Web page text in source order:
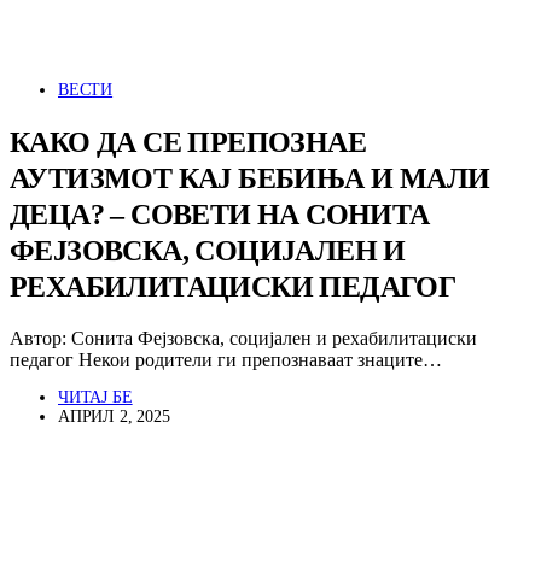
ВЕСТИ
КАКО ДА СЕ ПРЕПОЗНАЕ
АУТИЗМОТ КАЈ БЕБИЊА И МАЛИ
ДЕЦА? – СОВЕТИ НА СОНИТА
ФЕЈЗОВСКА, СОЦИЈАЛЕН И
РЕХАБИЛИТАЦИСКИ ПЕДАГОГ
Автор: Сонита Фејзовска, социјален и рехабилитациски
педагог Некои родители ги препознаваат знаците…
ЧИТАЈ БЕ
АПРИЛ 2, 2025